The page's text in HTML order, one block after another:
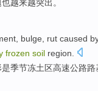
也越来越突出 。
bulge rut caused
frozen soil region
是季节冻土区高速公路路